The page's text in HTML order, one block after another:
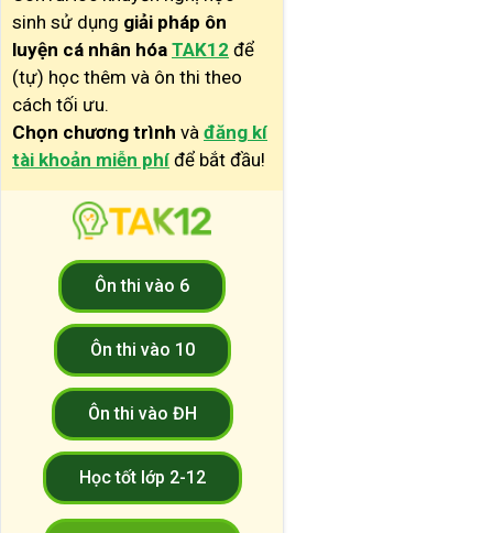
sinh sử dụng giải pháp ôn
luyện cá nhân hóa TAK12 để
(tự) học thêm và ôn thi theo
cách tối ưu.
Chọn chương trình và đăng kí
tài khoản miễn phí để bắt đầu!
Ôn thi vào 6
Ôn thi vào 10
Ôn thi vào ĐH
Học tốt lớp 2-12